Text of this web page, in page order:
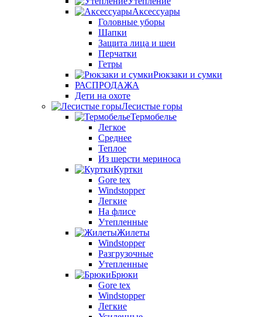
Аксессуары
Головные уборы
Шапки
Защита лица и шеи
Перчатки
Гетры
Рюкзаки и сумки
РАСПРОДАЖА
Дети на охоте
Лесистые горы
Термобелье
Легкое
Среднее
Теплое
Из шерсти мериноса
Куртки
Gore tex
Windstopper
Легкие
На флисе
Утепленные
Жилеты
Windstopper
Разгрузочные
Утепленные
Брюки
Gore tex
Windstopper
Легкие